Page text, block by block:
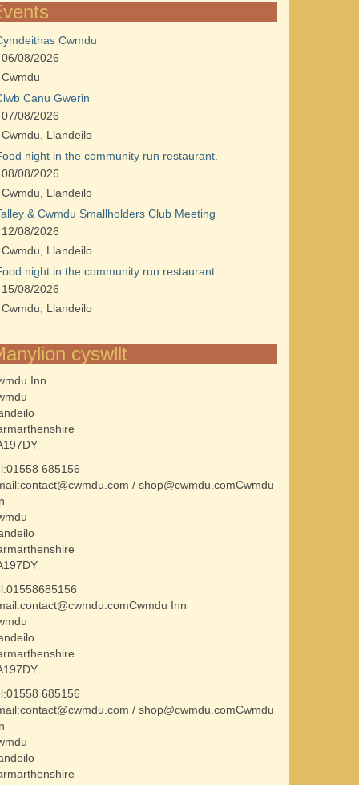
Cwmdu
06/08/2026
Cwmdu
Canu Gwerin
07/08/2026
Cwmdu, Llandeilo
night in the community run restaurant.
08/08/2026
Cwmdu, Llandeilo
& Cwmdu Smallholders Club Meeting
12/08/2026
Cwmdu, Llandeilo
night in the community run restaurant.
15/08/2026
Cwmdu, Llandeilo
cyswllt
Inn
685156
/ shop@cwmdu.comCwmdu
Inn
685156
/ shop@cwmdu.comCwmdu